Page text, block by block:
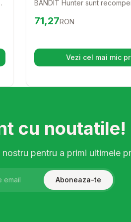
filă nouă)
BANDIT Hunter sunt
perfecte pentru a le rasfata si
tip de dieta si sunt sigur ca
blanos le va adora!
Preț:71.27
71,27RON
Vezi cel mai mic
(se
cu noutatile!
pentru a primi ultimele
Aboneaza-te